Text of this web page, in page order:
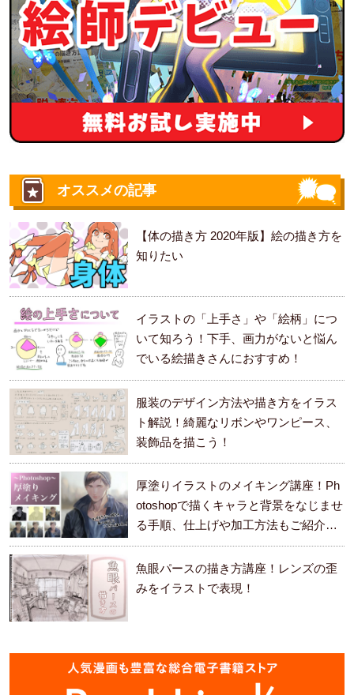
オススメの記事
【体の描き方 2020年版】絵の描き方を
知りたい
イラストの「上手さ」や「絵柄」につ
いて知ろう！下手、画力がないと悩ん
でいる絵描きさんにおすすめ！
服装のデザイン方法や描き方をイラス
ト解説！綺麗なリボンやワンピース、
装飾品を描こう！
厚塗りイラストのメイキング講座！Ph
otoshopで描くキャラと背景をなじませ
る手順、仕上げや加工方法もご紹介し
ます。
魚眼パースの描き方講座！レンズの歪
みをイラストで表現！